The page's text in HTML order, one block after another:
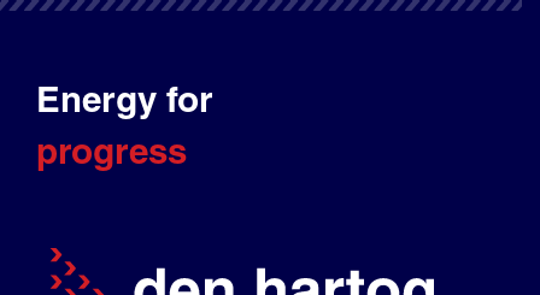
Energy for
progress